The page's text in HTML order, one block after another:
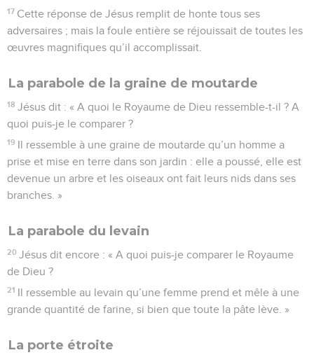
17 Cette réponse de Jésus remplit de honte tous ses
adversaires ; mais la foule entière se réjouissait de toutes les
œuvres magnifiques qu’il accomplissait.
La parabole de la graine de moutarde
18 Jésus dit : « A quoi le Royaume de Dieu ressemble-t-il ? A
quoi puis-je le comparer ?
19 Il ressemble à une graine de moutarde qu’un homme a
prise et mise en terre dans son jardin : elle a poussé, elle est
devenue un arbre et les oiseaux ont fait leurs nids dans ses
branches. »
La parabole du levain
20 Jésus dit encore : « A quoi puis-je comparer le Royaume
de Dieu ?
21 Il ressemble au levain qu’une femme prend et mêle à une
grande quantité de farine, si bien que toute la pâte lève. »
La porte étroite